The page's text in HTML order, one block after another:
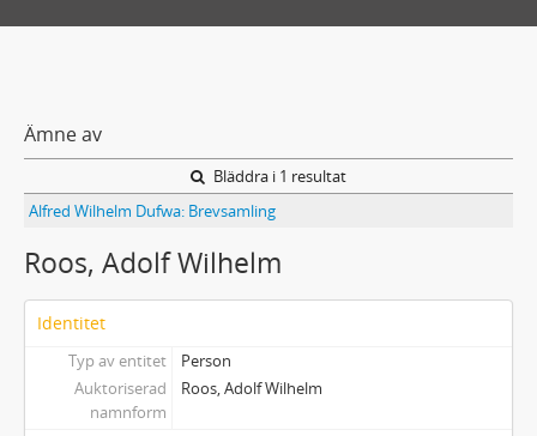
Ämne av
Bläddra i 1 resultat
Alfred Wilhelm Dufwa: Brevsamling
Roos, Adolf Wilhelm
Identitet
Typ av entitet
Person
Auktoriserad
namnform
Roos, Adolf Wilhelm